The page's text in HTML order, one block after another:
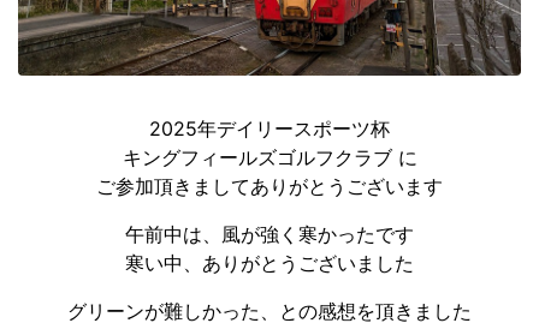
2025年デイリースポーツ杯
キングフィールズゴルフクラブ に
ご参加頂きましてありがとうございます
午前中は、風が強く寒かったです
寒い中、ありがとうございました
グリーンが難しかった、との感想を頂きました